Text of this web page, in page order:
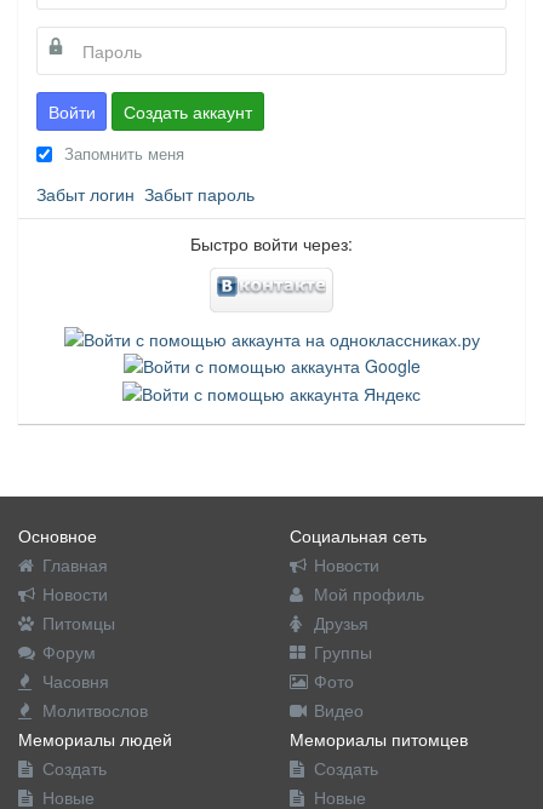
Войти Создать аккаунт
Запомнить меня
Забыт логин Забыт пароль
Быстро войти через:
Основное
Главная
Новости
Питомцы
Форум
Часовня
Молитвослов
Социальная сеть
Новости
Мой профиль
Друзья
Группы
Фото
Видео
Мемориалы людей
Создать
Новые
Мемориалы питомцев
Создать
Новые